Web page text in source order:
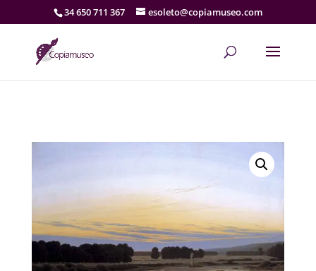
34 650 711 367 esoleto@copiamuseo.com